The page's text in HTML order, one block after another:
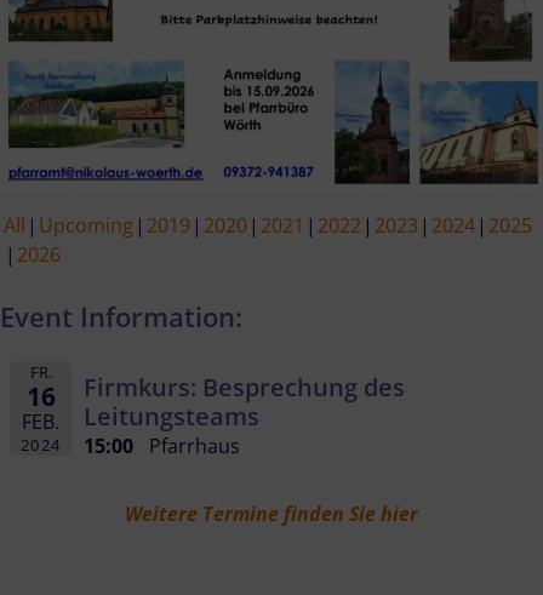
All Upcoming 2019 2020 2021 2022 2023 2024 2025
2026
Event Information:
FR.
16
FEB.
2024
Firmkurs: Besprechung des
Leitungsteams
15:00 Pfarrhaus
Weitere Termine finden Sie hier